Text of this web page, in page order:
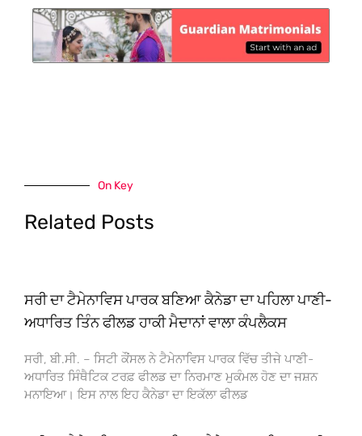
On Key
Related Posts
ਸਰੀ ਦਾ ਟੈਮੇਨਾਵਿਸ ਪਾਰਕ ਬਣਿਆ ਕੈਨੇਡਾ ਦਾ ਪਹਿਲਾ ਪਾਣੀ-
ਅਧਾਰਿਤ ਤਿੰਨ ਫੀਲਡ ਹਾਕੀ ਮੈਦਾਨਾਂ ਵਾਲਾ ਕੰਪਲੈਕਸ
ਸਰੀ, ਬੀ.ਸੀ. – ਸਿਟੀ ਕੌਂਸਲ ਨੇ ਟੈਮੇਨਾਵਿਸ ਪਾਰਕ ਵਿੱਚ ਤੀਜੇ ਪਾਣੀ-
ਅਧਾਰਿਤ ਸਿੰਥੈਟਿਕ ਟਰਫ਼ ਫੀਲਡ ਦਾ ਨਿਰਮਾਣ ਮੁਕੰਮਲ ਹੋਣ ਦਾ ਜਸ਼ਨ
ਮਨਾਇਆ। ਇਸ ਨਾਲ ਇਹ ਕੈਨੇਡਾ ਦਾ ਇਕੱਲਾ ਫੀਲਡ